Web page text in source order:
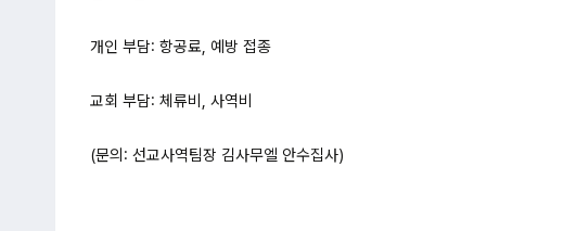
개인 부담: 항공료, 예방 접종
교회 부담: 체류비, 사역비
(문의: 선교사역팀장 김사무엘 안수집사)